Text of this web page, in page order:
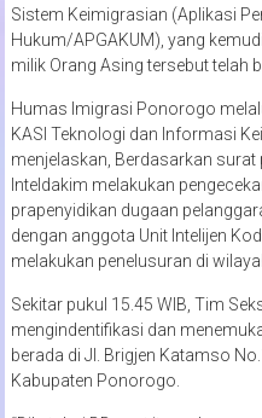
Sistem Keimigrasian (Aplikasi
Hukum/APGAKUM), yang
milik Orang Asing tersebut telah
Humas Imigrasi Ponorogo
KASI Teknologi dan Informasi
menjelaskan, Berdasarkan
Inteldakim melakukan
prapenyidikan dugaan
dengan anggota Unit Intelijen
melakukan penelusuran di
Sekitar pukul 15.45 WIB, Tim
mengindentifikasi dan
berada di Jl. Brigjen Katamso
Kabupaten Ponorogo.